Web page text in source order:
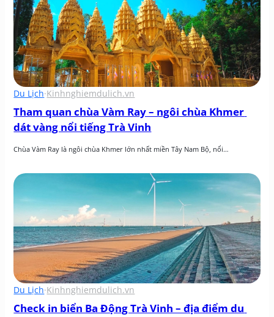
Du Lịch·Kinhnghiemdulich.vn
Tham quan chùa Vàm Ray – ngôi chùa Khmer
dát vàng nổi tiếng Trà Vinh
Chùa Vàm Ray là ngôi chùa Khmer lớn nhất miền Tây Nam Bộ, nổi…
Du Lịch·Kinhnghiemdulich.vn
Check in biển Ba Động Trà Vinh – địa điểm du